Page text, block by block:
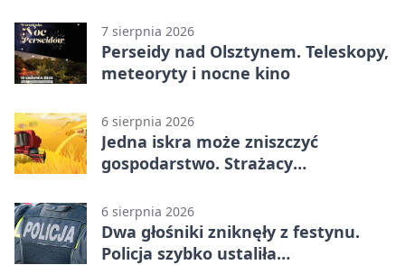
7 sierpnia 2026
Perseidy nad Olsztynem. Teleskopy,
meteoryty i nocne kino
6 sierpnia 2026
Jedna iskra może zniszczyć
gospodarstwo. Strażacy
6 sierpnia 2026
Dwa głośniki zniknęły z festynu.
Policja szybko ustaliła